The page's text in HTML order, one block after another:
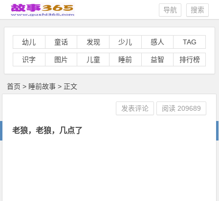
搜索
导航
幼儿 童话 发现 少儿 感人 TAG
识字 图片 儿童 睡前 益智 排行榜
首页 > 睡前故事 > 正文
老狼，老狼，几点了
发表评论 阅读 209689